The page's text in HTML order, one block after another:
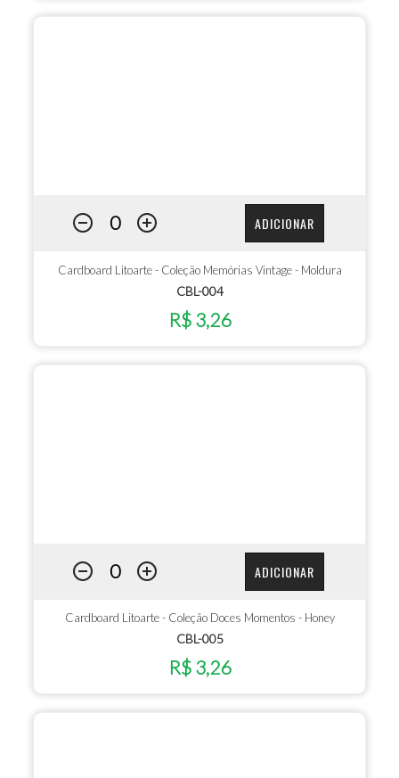
ADICIONAR
Cardboard Litoarte - Coleção Memórias Vintage - Moldura
CBL-004
R$ 3,26
ADICIONAR
Cardboard Litoarte - Coleção Doces Momentos - Honey
CBL-005
R$ 3,26